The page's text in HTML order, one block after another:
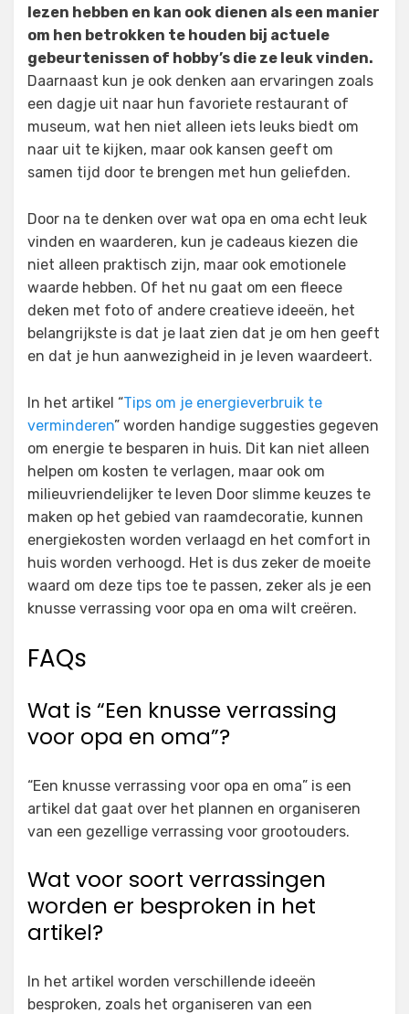
lezen hebben en kan ook dienen als een manier
om hen betrokken te houden bij actuele
gebeurtenissen of hobby’s die ze leuk vinden.
Daarnaast kun je ook denken aan ervaringen zoals
een dagje uit naar hun favoriete restaurant of
museum, wat hen niet alleen iets leuks biedt om
naar uit te kijken, maar ook kansen geeft om
samen tijd door te brengen met hun geliefden.
Door na te denken over wat opa en oma echt leuk
vinden en waarderen, kun je cadeaus kiezen die
niet alleen praktisch zijn, maar ook emotionele
waarde hebben. Of het nu gaat om een fleece
deken met foto of andere creatieve ideeën, het
belangrijkste is dat je laat zien dat je om hen geeft
en dat je hun aanwezigheid in je leven waardeert.
In het artikel “Tips om je energieverbruik te
verminderen” worden handige suggesties gegeven
om energie te besparen in huis. Dit kan niet alleen
helpen om kosten te verlagen, maar ook om
milieuvriendelijker te leven Door slimme keuzes te
maken op het gebied van raamdecoratie, kunnen
energiekosten worden verlaagd en het comfort in
huis worden verhoogd. Het is dus zeker de moeite
waard om deze tips toe te passen, zeker als je een
knusse verrassing voor opa en oma wilt creëren.
FAQs
Wat is “Een knusse verrassing
voor opa en oma”?
“Een knusse verrassing voor opa en oma” is een
artikel dat gaat over het plannen en organiseren
van een gezellige verrassing voor grootouders.
Wat voor soort verrassingen
worden er besproken in het
artikel?
In het artikel worden verschillende ideeën
besproken, zoals het organiseren van een